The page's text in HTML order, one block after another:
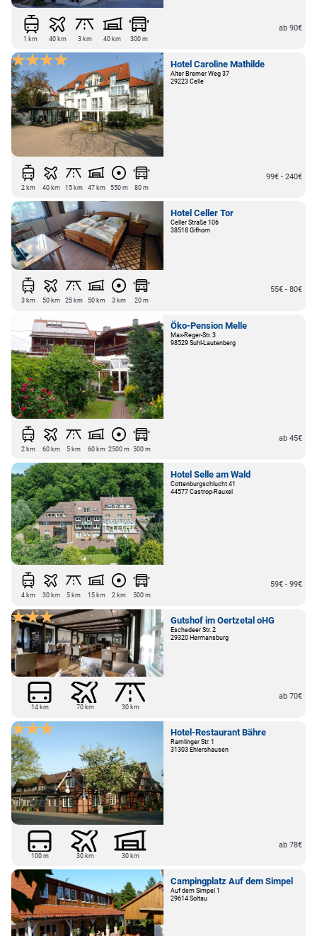
1 km 40 km 3 km 40 km 300 m
ab 90€
Hotel Caroline Mathilde
Alter Bremer Weg 37
29223 Celle
2 km 40 km 15 km 47 km 550 m 80 m
99€ - 240€
Hotel Celler Tor
Celler Straße 106
38518 Gifhorn
3 km 50 km 25 km 50 km 3 km 20 m
55€ - 80€
Öko-Pension Melle
Max-Reger-Str. 3
98529 Suhl-Lautenberg
2 km 60 km 5 km 60 km 2500 m 500 m
ab 45€
Hotel Selle am Wald
Cottenburgschlucht 41
44577 Castrop-Rauxel
4 km 30 km 5 km 15 km 2 km 500 m
59€ - 99€
Gutshof im Oertzetal oHG
Eschedeer Str. 2
29320 Hermansburg
14 km 70 km 30 km
ab 70€
Hotel-Restaurant Bähre
Ramlinger Str. 1
31303 Ehlershausen
100 m 30 km 30 km
ab 78€
Campingplatz Auf dem Simpel
Auf dem Simpel 1
29614 Soltau